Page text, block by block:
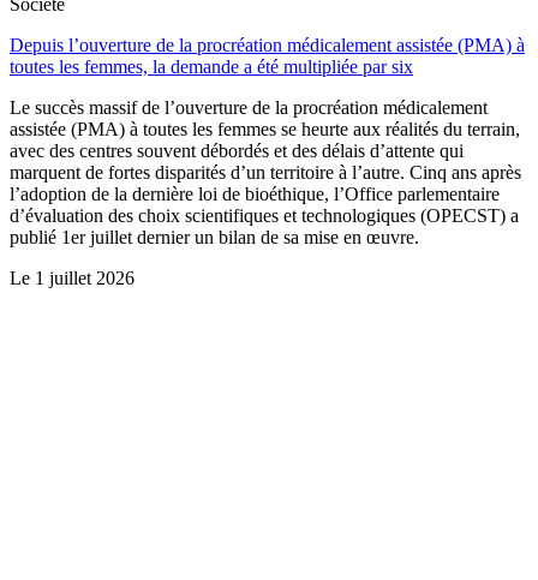
Depuis l’ouverture de la procréation médicalement assistée (PMA) à
toutes les femmes, la demande a été multipliée par six
Le succès massif de l’ouverture de la procréation médicalement
assistée (PMA) à toutes les femmes se heurte aux réalités du terrain,
avec des centres souvent débordés et des délais d’attente qui
marquent de fortes disparités d’un territoire à l’autre. Cinq ans après
l’adoption de la dernière loi de bioéthique, l’Office parlementaire
d’évaluation des choix scientifiques et technologiques (OPECST) a
publié 1er juillet dernier un bilan de sa mise en œuvre.
Le 1 juillet 2026